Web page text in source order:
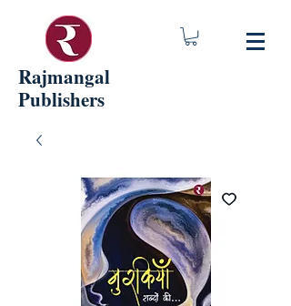
Rajmangal
Publishers